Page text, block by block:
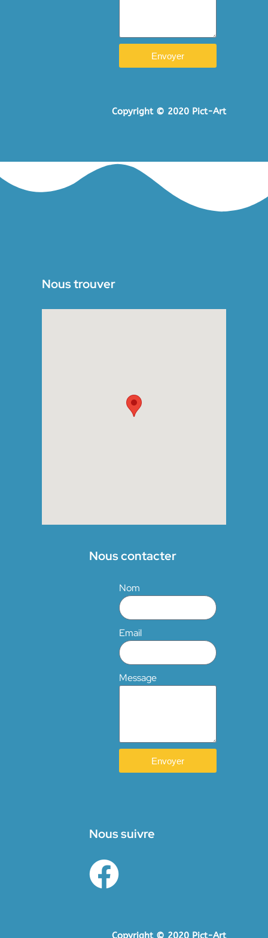
Envoyer
Copyright © 2020 Pict-Art
Nous trouver
Nous contacter
Nom
Email
Message
Envoyer
Nous suivre
Copyright © 2020 Pict-Art